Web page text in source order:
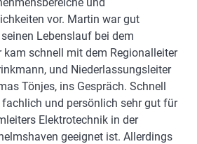
vor. Martin war gut
Lebenslauf bei dem
kam schnell mit dem Regionalleiter
und Niederlassungsleiter
Tönjes, ins Gespräch. Schnell
und persönlich sehr gut für
Elektrotechnik in der
geeignet ist. Allerdings